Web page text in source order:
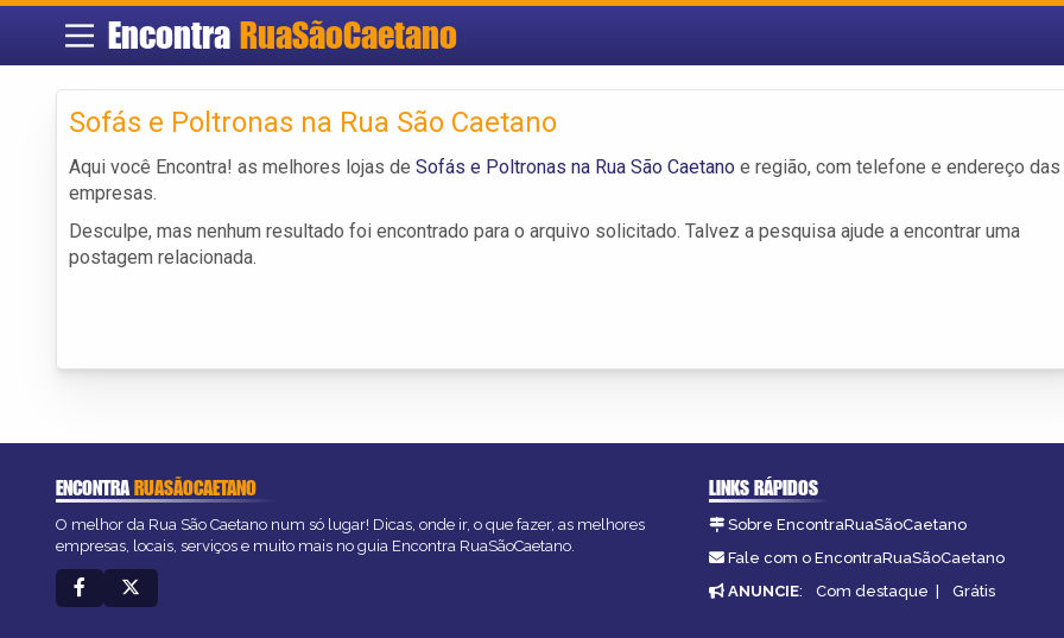
Encontra RuaSãoCaetano
Sofás e Poltronas na Rua São Caetano
Aqui você Encontra! as melhores lojas de Sofás e Poltronas na Rua São Caetano e região, com telefone e endereço das
empresas.
Desculpe, mas nenhum resultado foi encontrado para o arquivo solicitado. Talvez a pesquisa ajude a encontrar uma
postagem relacionada.
ENCONTRARUASÃOCAETANO
O melhor da Rua São Caetano num só lugar! Dicas, onde ir, o que fazer, as melhores
empresas, locais, serviços e muito mais no guia Encontra RuaSãoCaetano.
LINKS RÁPIDOS
Sobre EncontraRuaSãoCaetano
Fale com o EncontraRuaSãoCaetano
ANUNCIE: Com destaque | Grátis